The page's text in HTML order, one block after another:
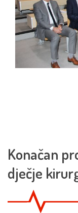
Konačan
dječje